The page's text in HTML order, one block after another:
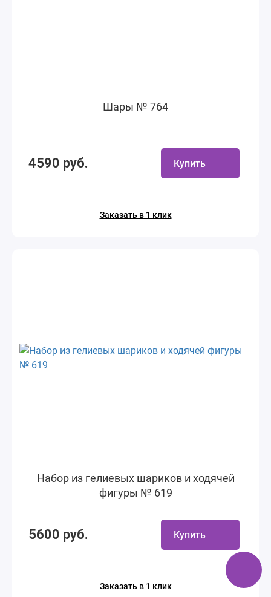
Шары № 764
4590 руб. Купить
Заказать в 1 клик
Набор из гелиевых шариков и ходячей
фигуры № 619
5600 руб. Купить
Заказать в 1 клик